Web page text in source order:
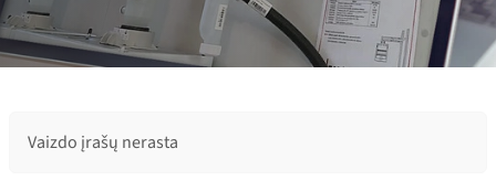
Vaizdo įrašų nerasta